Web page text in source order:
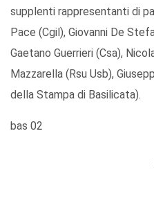
supplenti rappresentanti di
Pace (Cgil), Giovanni De
Gaetano Guerrieri (Csa),
Mazzarella (Rsu Usb),
della Stampa di Basilicata).
bas 02